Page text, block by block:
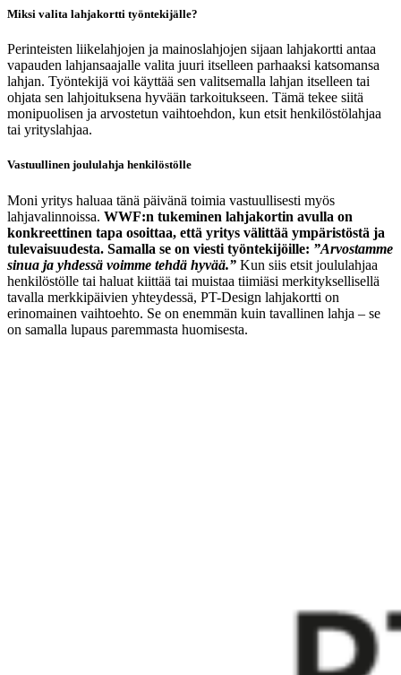
Miksi valita lahjakortti työntekijälle?
Perinteisten liikelahjojen ja mainoslahjojen sijaan lahjakortti antaa
vapauden lahjansaajalle valita juuri itselleen parhaaksi katsomansa
lahjan. Työntekijä voi käyttää sen valitsemalla lahjan itselleen tai
ohjata sen lahjoituksena hyvään tarkoitukseen. Tämä tekee siitä
monipuolisen ja arvostetun vaihtoehdon, kun etsit henkilöstölahjaa
tai yrityslahjaa.
Vastuullinen joululahja henkilöstölle
Moni yritys haluaa tänä päivänä toimia vastuullisesti myös
lahjavalinnoissa. WWF:n tukeminen lahjakortin avulla on
konkreettinen tapa osoittaa, että yritys välittää ympäristöstä ja
tulevaisuudesta. Samalla se on viesti työntekijöille: ”Arvostamme
sinua ja yhdessä voimme tehdä hyvää.” Kun siis etsit joululahjaa
henkilöstölle tai haluat kiittää tai muistaa tiimiäsi merkityksellisellä
tavalla merkkipäivien yhteydessä, PT-Design lahjakortti on
erinomainen vaihtoehto. Se on enemmän kuin tavallinen lahja – se
on samalla lupaus paremmasta huomisesta.